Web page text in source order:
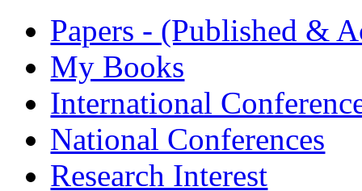
Papers - (Published &
My Books
International
National Conferences
Research Interest